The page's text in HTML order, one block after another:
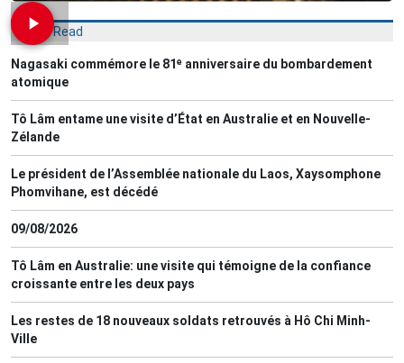
Most Read
Nagasaki commémore le 81ᵉ anniversaire du bombardement
atomique
Tô Lâm entame une visite d’État en Australie et en Nouvelle-
Zélande
Le président de l’Assemblée nationale du Laos, Xaysomphone
Phomvihane, est décédé
09/08/2026
Tô Lâm en Australie: une visite qui témoigne de la confiance
croissante entre les deux pays
Les restes de 18 nouveaux soldats retrouvés à Hô Chi Minh-
Ville